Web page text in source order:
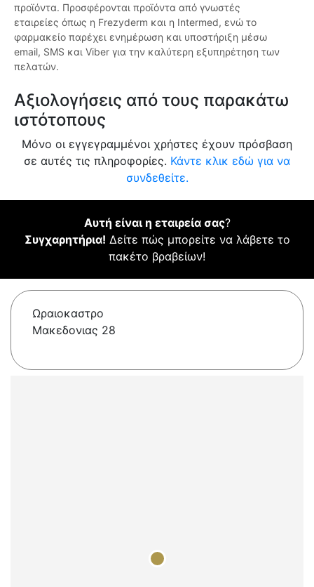
προϊόντα. Προσφέρονται προϊόντα από γνωστές
εταιρείες όπως η Frezyderm και η Intermed, ενώ το
φαρμακείο παρέχει ενημέρωση και υποστήριξη μέσω
email, SMS και Viber για την καλύτερη εξυπηρέτηση των
πελατών.
Αξιολογήσεις από τους παρακάτω
ιστότοπους
Μόνο οι εγγεγραμμένοι χρήστες έχουν πρόσβαση
σε αυτές τις πληροφορίες. Κάντε κλικ εδώ για να
συνδεθείτε.
Αυτή είναι η εταιρεία σας?
Συγχαρητήρια! Δείτε πώς μπορείτε να λάβετε το
πακέτο βραβείων!
Ωραιοκαστρο
Μακεδονιας 28